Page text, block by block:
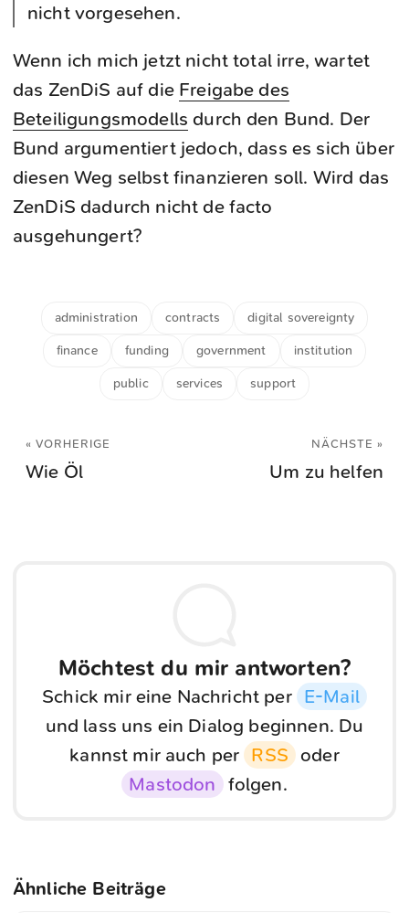
nicht vorgesehen.
Wenn ich mich jetzt nicht total irre, wartet
das ZenDiS auf die Freigabe des
Beteiligungsmodells durch den Bund. Der
Bund argumentiert jedoch, dass es sich über
diesen Weg selbst finanzieren soll. Wird das
ZenDiS dadurch nicht de facto
ausgehungert?
administration contracts digital sovereignty
finance funding government institution
public services support
« VORHERIGE
Wie Öl
NÄCHSTE »
Um zu helfen
Möchtest du mir antworten?
Schick mir eine Nachricht per E-Mail
und lass uns ein Dialog beginnen. Du
kannst mir auch per RSS oder
Mastodon folgen.
Ähnliche Beiträge